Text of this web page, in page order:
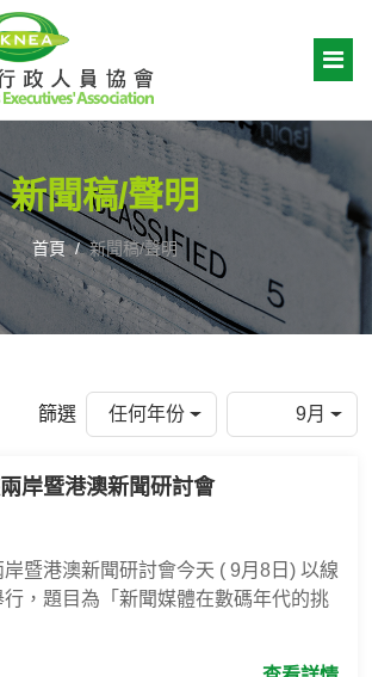
新聞稿/聲明
首頁 新聞稿/聲明
篩選 任何年份 9月
岸暨港澳新聞研討會
暨港澳新聞研討會今天 ( 9月8日) 以線
行，題目為「新聞媒體在數碼年代的挑